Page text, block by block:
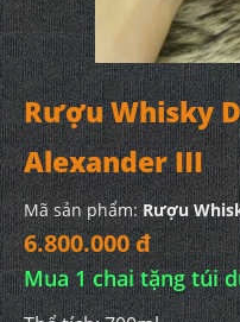
Rượu Whisky
Alexander III
Mã sản phẩm:Rượu
6.800.000 đ
Mua 1 chai tặng túi